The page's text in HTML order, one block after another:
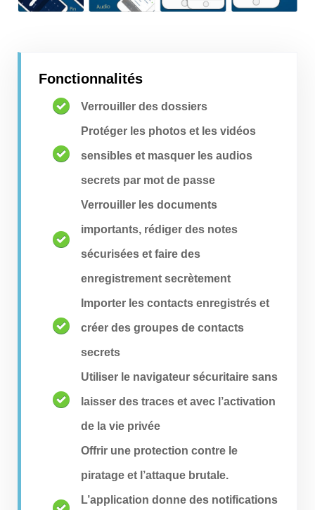
Fonctionnalités
Verrouiller des dossiers
Protéger les photos et les vidéos
sensibles et masquer les audios
secrets par mot de passe
Verrouiller les documents
importants, rédiger des notes
sécurisées et faire des
enregistrement secrètement
Importer les contacts enregistrés et
créer des groupes de contacts
secrets
Utiliser le navigateur sécuritaire sans
laisser des traces et avec l’activation
de la vie privée
Offrir une protection contre le
piratage et l’attaque brutale.
L’application donne des notifications